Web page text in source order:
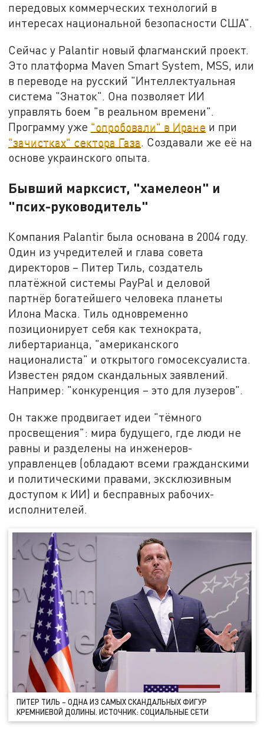
передовых коммерческих технологий в
интересах национальной безопасности США".
Сейчас у Palantir новый флагманский проект.
Это платформа Maven Smart System, MSS, или
в переводе на русский "Интеллектуальная
система "Знаток". Она позволяет ИИ
управлять боем "в реальном времени".
Программу уже "опробовали" в Иране и при
"зачистках" сектора Газа. Создавали же её на
основе украинского опыта.
Бывший марксист, "хамелеон" и
"псих-руководитель"
Компания Palantir была основана в 2004 году.
Один из учредителей и глава совета
директоров – Питер Тиль, создатель
платёжной системы PayPal и деловой
партнёр богатейшего человека планеты
Илона Маска. Тиль одновременно
позиционирует себя как технократа,
либертарианца, "американского
националиста" и открытого гомосексуалиста.
Известен рядом скандальных заявлений.
Например: "конкуренция – это для лузеров".
Он также продвигает идеи "тёмного
просвещения": мира будущего, где люди не
равны и разделены на инженеров-
управленцев (обладают всеми гражданскими
и политическими правами, эксклюзивным
доступом к ИИ) и бесправных рабочих-
исполнителей.
ПИТЕР ТИЛЬ – ОДНА ИЗ САМЫХ СКАНДАЛЬНЫХ ФИГУР
КРЕМНИЕВОЙ ДОЛИНЫ. ИСТОЧНИК: СОЦИАЛЬНЫЕ СЕТИ